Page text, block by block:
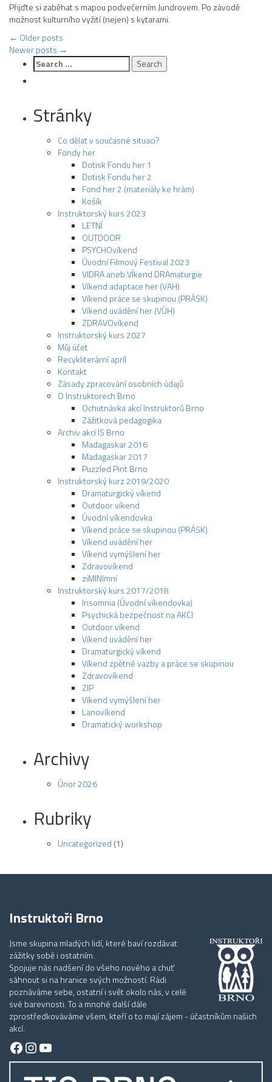
Přijďte si zaběhat s mapou podvečerním Jundrovem. Po závodě
možnost kulturního vyžití (nejen) s kytarami.
Post
navigation
← Older posts
Newer posts →
Search
for:
Stránky
Co dělat v současné situaci?
Fondy her
Dotisk Fondu her 1
Dotisk Fondu her 2
Fond her 2 (materiály ke hrám)
Košík
Instruktorský kurs 2023
LETNÍ
OUTDOOR
PSYCHOvíkend
Úvodní Filmový Festival 2023
VIDRA aneb VÍkend DRAmaturgie
Víkend adaptace her (VAH)
Víkend práce se skupinou (PRÁSK)
Víkend uvádění her (VÚH)
ZDRAVOvíkend
Instruktorský kurs 2027
Můj účet
Recykliterární apríl
Kontakt
Zásady zpracování osobních údajů
O Instruktorech Brno
Ochutnávka akcí Instruktorů Brno
Zážitková pedagogika
Archiv akcí IS Brno
Madagaskar 2016
Madagaskar 2017
Puzzled Pint Brno
Instruktorský kurz 2019/2020
Dramaturgický víkend
Outdoor víkend
Úvodní víkendovka
Víkend práce se skupinou (PRÁSK)
Víkend uvádění her
Víkend vymýšlení her
Zdravovíkend
ziMINImní
Instruktorský kurs 2017/2018
Insomnia (Úvodní víkendovka)
Psychická bezpečnost na AKCI
Outdoor víkend
Víkend uvádění her
Dramaturgický víkend
Víkend zpětné vazby a práce se skupinou
Zdravovíkend
ZIP
Víkend vymýšlení her
Lanovíkend
Dramatický workshop
Archivy
Únor 2026
Rubriky
Uncategorized (1)
Instruktoři Brno
Jsme skupina mladých lidí, které baví rozdávat
zážitky sobě i ostatním.
Spojuje nás nadšení do všeho nového a chuť
sáhnout si na hranice svých možností. Rádi
poznáváme sebe, ostatní i svět okolo nás, v celé
své barevnosti. To a mnohé další dále
zprostředkováváme všem, kteří o to mají zájem - účastníkům našich
akcí.
Facebook
Instagram
YouTube